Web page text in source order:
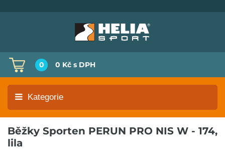
0 0 Kč s DPH
Kategorie
Běžky Sporten PERUN PRO NIS W - 174,
lila